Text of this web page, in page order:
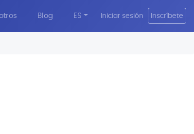
Blog ES Iniciar sesión Inscríbete